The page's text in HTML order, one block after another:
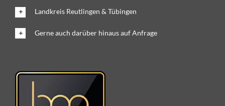
Landkreis Reutlingen & Tübingen
Gerne auch darüber hinaus auf Anfrage